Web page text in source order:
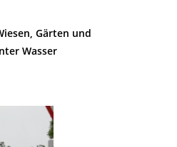
Gärten und
Wasser